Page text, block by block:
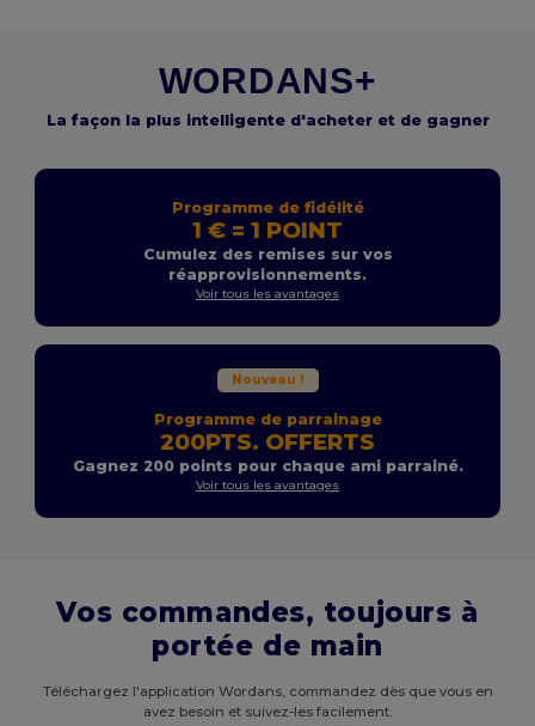
WORDANS+
La façon la plus intelligente d'acheter et de gagner
Programme de fidélité
1 € = 1 POINT
Cumulez des remises sur vos
réapprovisionnements.
Voir tous les avantages
Nouveau !
Programme de parrainage
200PTS. OFFERTS
Gagnez 200 points pour chaque ami parrainé.
Voir tous les avantages
Vos commandes, toujours à
portée de main
Téléchargez l'application Wordans, commandez dès que vous en
avez besoin et suivez-les facilement.